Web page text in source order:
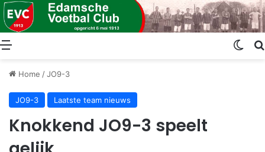
Menu
Home /JO9-3
JO9-3 Laatste team nieuws
Knokkend JO9-3 speelt